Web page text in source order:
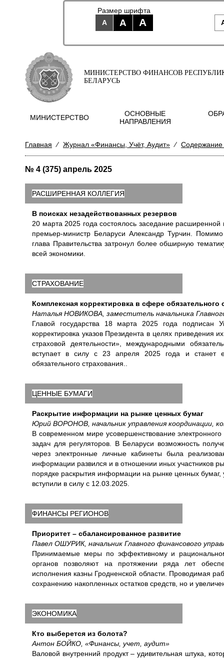
Размер шрифта
A
A A
МИНИСТЕРСТВО ФИНАНСОВ
БЕЛАРУСЬ
МИНИСТЕРСТВО
ОСНОВНЫЕ
НАПРАВЛЕНИЯ
Главная ⁄ Журнал «Финансы, Учёт, Аудит» ⁄
№ 4 (375) апрель 2025
РАСШИРЕННАЯ КОЛЛЕГИЯ
В поисках незадействованных резервов
20 марта 2025 года состоялось заседание
премьер-министр Беларуси Александр Турчин.
глава Правительства затронул более обширную
всей экономики.
СТРАХОВАНИЕ
Комплексная корректировка в сфере обязательного
Наталья НОВИКОВА, заместитель начальника
Главой государства 18 марта 2025 года
корректировка указов Президента в целях
страховой деятельности», международными
вступает в силу с 23 апреля 2025 года и станет
обязательного страхования..
ЦЕННЫЕ БУМАГИ
Раскрытие информации на рынке ценных бумаг
Юрий ВОРОНОВ, начальник управления
В современном мире усовершенствование
задач для регуляторов. В Беларуси возможность
через электронные личные кабинеты была
информации развился и в отношении иных участников
порядке раскрытия информации на рынке ценных
вступили в силу с 12.03.2025.
ФИНАНСЫ РЕГИОНОВ
Приоритет – сбалансированное развитие
Павел ОШУРИК, начальник Главного финансового
Принимаемые меры по эффективному и
органов позволяют на протяжении ряда лет
исполнения казны Гродненской области. Проводимая
сохранению накопленных остатков средств, но и
ЭКОНОМИКА
Кто выберется из болота?
Антон БОЙКО, «Финансы, учет, аудит»
Валовой внутренний продукт – удивительная штука,